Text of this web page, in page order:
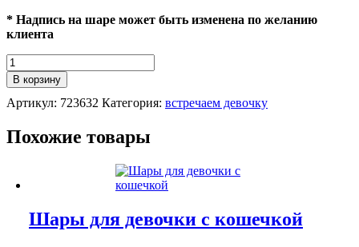
* Надпись на шаре может быть изменена по желанию
клиента
Количество
НАБОР
ШАРОВ
"БАБОЧКИ
БАНТИК"
В корзину
Артикул: 723632 Категория: встречаем девочку
Похожие товары
Шары для девочки с кошечкой